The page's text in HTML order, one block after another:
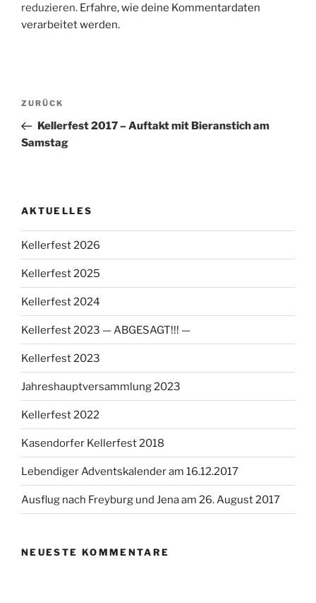
reduzieren. Erfahre, wie deine Kommentardaten
verarbeitet werden.
Beitragsnavigation
Vorheriger
Beitrag
ZURÜCK
Kellerfest 2017 – Auftakt mit Bieranstich am
Samstag
AKTUELLES
Kellerfest 2026
Kellerfest 2025
Kellerfest 2024
Kellerfest 2023 — ABGESAGT!!! —
Kellerfest 2023
Jahreshauptversammlung 2023
Kellerfest 2022
Kasendorfer Kellerfest 2018
Lebendiger Adventskalender am 16.12.2017
Ausflug nach Freyburg und Jena am 26. August 2017
NEUESTE KOMMENTARE